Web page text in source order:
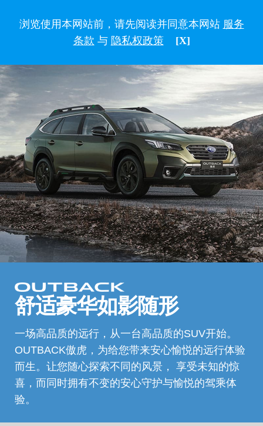
浏览使用本网站前，请先阅读并同意本网站 服务
条款 与 隐私权政策 [X]
舒适豪华如影随形
一场高品质的远行，从一台高品质的SUV开始。
OUTBACK傲虎，为给您带来安心愉悦的远行体验
而生。让您随心探索不同的风景， 享受未知的惊
喜，而同时拥有不变的安心守护与愉悦的驾乘体
验。